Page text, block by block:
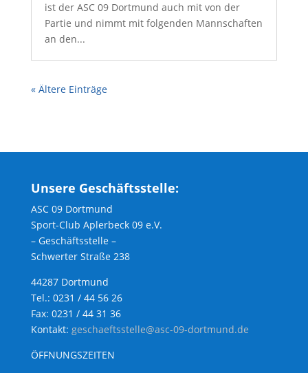
ist der ASC 09 Dortmund auch mit von der
Partie und nimmt mit folgenden Mannschaften
an den...
« Ältere Einträge
Unsere Geschäftsstelle:
ASC 09 Dortmund
Sport-Club Aplerbeck 09 e.V.
– Geschäftsstelle –
Schwerter Straße 238
44287 Dortmund
Tel.: 0231 / 44 56 26
Fax: 0231 / 44 31 36
Kontakt: geschaeftsstelle@asc-09-dortmund.de
ÖFFNUNGSZEITEN